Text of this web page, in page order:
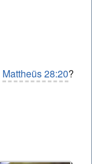
Mattheüs 28:20?